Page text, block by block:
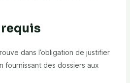
dans l’obligation de justifier
fournissant des dossiers aux